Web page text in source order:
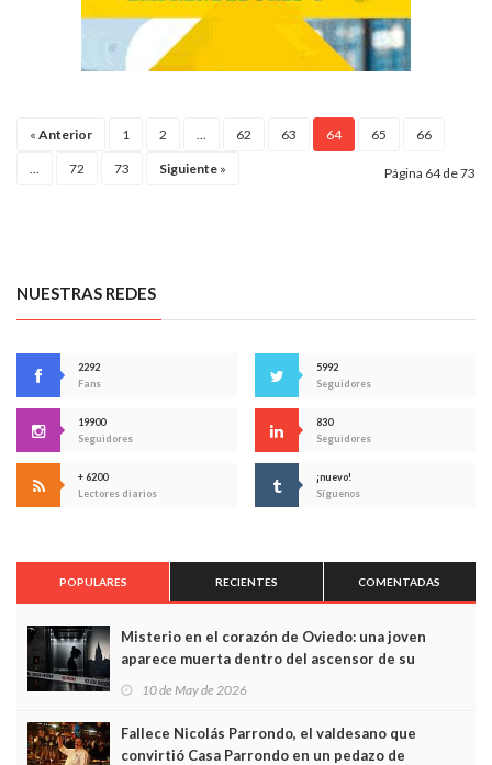
« Anterior 1 2 62 63 64 65 66
72 73 Siguiente » Página 64 de 73
NUESTRAS REDES
2292
Fans
5992
Seguidores
19900
Seguidores
830
Seguidores
+ 6200
Lectores diarios
¡nuevo!
Síguenos
POPULARES RECIENTES COMENTADAS
Misterio en el corazón de Oviedo: una joven
aparece muerta dentro del ascensor de su
10 de May de 2026
Fallece Nicolás Parrondo, el valdesano que
convirtió Casa Parrondo en un pedazo de